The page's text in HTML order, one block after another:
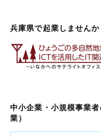
兵庫県で起業しませんか
中小企業・小規模事業
業）